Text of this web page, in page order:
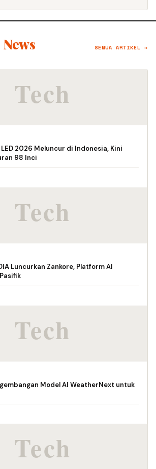
News SEMUA ARTIKEL →
2026 Meluncur di Indonesia, Kini
98 Inci
Luncurkan Zankore, Platform AI
Model AI WeatherNext untuk